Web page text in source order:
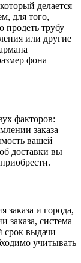
делается
для того,
продеть трубу
или другие
фона
факторов:
заказа
вашей
доставки вы
заказа и города,
заказа, система
срок выдачи
учитывать